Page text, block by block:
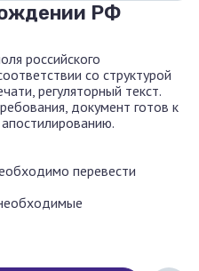
РФ
российского
со структурой
регуляторный текст.
документ готов к
перевести